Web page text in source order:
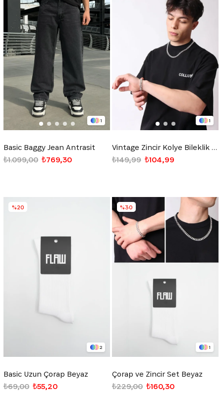
1
Basic Baggy Jean Antrasit
₺769,30
₺1.099,00
1
Vintage Zincir Kolye Bileklik Set Gümüş
₺104,99
₺149,99
2
Basic Uzun Çorap Beyaz
₺55,20
₺69,00
%20
1
Çorap ve Zincir Set Beyaz
₺160,30
₺229,00
%30